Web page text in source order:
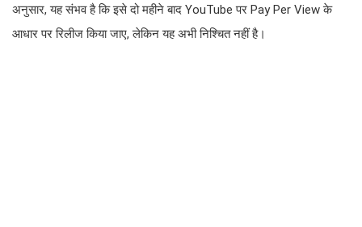
अनुसार, यह संभव है कि इसे दो महीने बाद YouTube पर Pay Per View के
आधार पर रिलीज किया जाए, लेकिन यह अभी निश्चित नहीं है।